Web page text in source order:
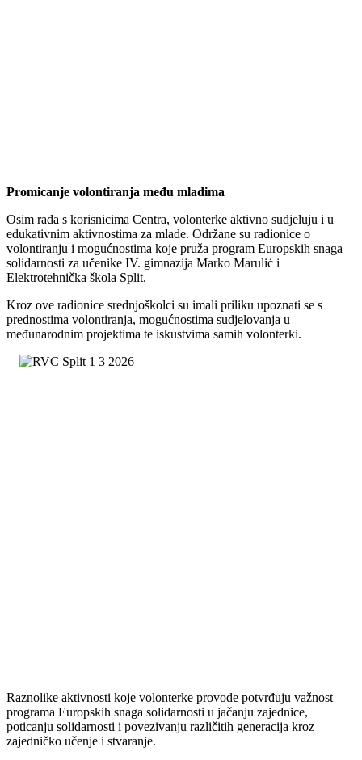
Promicanje volontiranja među mladima
Osim rada s korisnicima Centra, volonterke aktivno sudjeluju i u
edukativnim aktivnostima za mlade. Održane su radionice o
volontiranju i mogućnostima koje pruža program Europskih snaga
solidarnosti za učenike IV. gimnazija Marko Marulić i
Elektrotehnička škola Split.
Kroz ove radionice srednjoškolci su imali priliku upoznati se s
prednostima volontiranja, mogućnostima sudjelovanja u
međunarodnim projektima te iskustvima samih volonterki.
Raznolike aktivnosti koje volonterke provode potvrđuju važnost
programa Europskih snaga solidarnosti u jačanju zajednice,
poticanju solidarnosti i povezivanju različitih generacija kroz
zajedničko učenje i stvaranje.